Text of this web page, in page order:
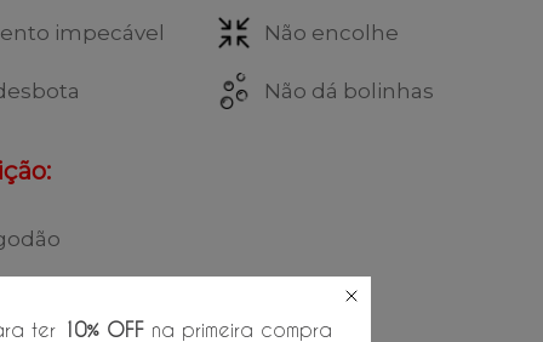
impecável
Não encolhe
Não dá bolinhas
ter 10% OFFna primeira compra